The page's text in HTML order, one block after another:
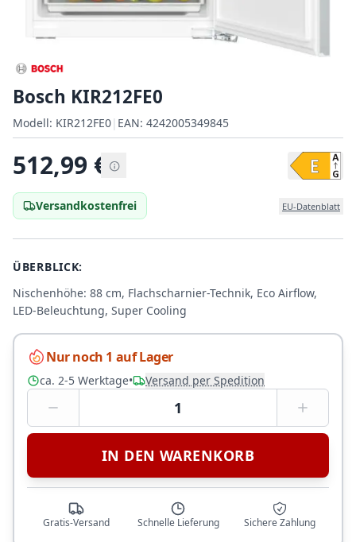
Bosch KIR212FE0
Modell:
Modell: KIR212FE0|
EAN:
EAN: 4242005349845
512,99 €
Versandkostenfrei EU-Datenblatt
ÜBERBLICK:
Nischenhöhe: 88 cm, Flachscharnier-Technik, Eco Airflow,
LED-Beleuchtung, Super Cooling
Nur noch 1 auf Lager
ca. 2-5 Werktage• Versand per Spedition
1
IN DEN WARENKORB
Gratis-Versand Schnelle Lieferung Sichere Zahlung